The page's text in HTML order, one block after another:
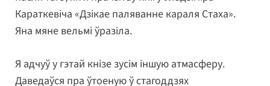
Караткевіча «Дзікае паляванне караля Стаха».
Яна мяне вельмі ўразіла.
Я адчуў у гэтай кнізе зусім іншую атмасферу.
Даведаўся пра ўтоеную ў стагоддзях